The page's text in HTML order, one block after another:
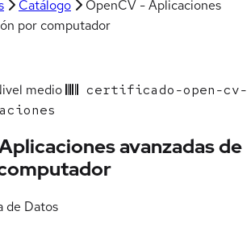
Catálogo
OpenCV - Aplicaciones
por computador
medio
certificado-open-cv-
avanzadas de
de Datos